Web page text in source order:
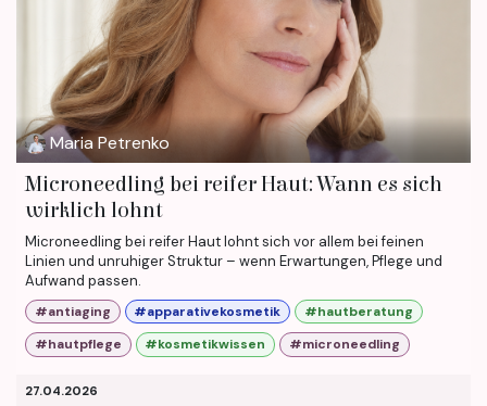
Maria Petrenko
Microneedling bei reifer Haut: Wann es sich
wirklich lohnt
Microneedling bei reifer Haut lohnt sich vor allem bei feinen
Linien und unruhiger Struktur – wenn Erwartungen, Pflege und
Aufwand passen.
#antiaging #apparativekosmetik
#hautberatung
#hautpflege
#kosmetikwissen #microneedling
27.04.2026